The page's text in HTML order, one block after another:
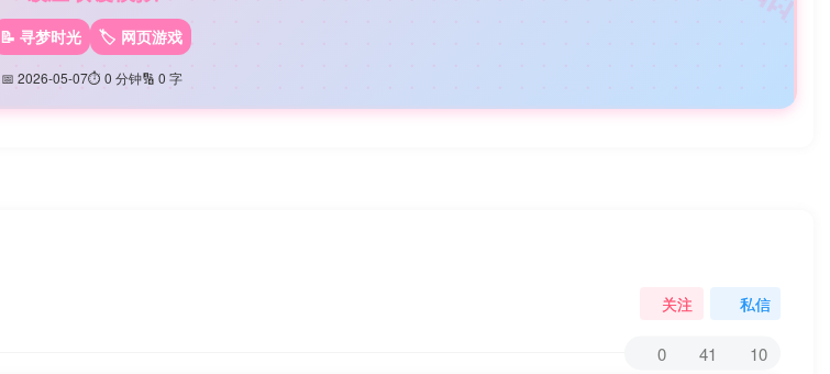
📝 寻梦时光 🏷️ 网页游戏
📅 2026-05-07⏱️ 0 分钟🔢 0 字
关注 私信
0 41 10